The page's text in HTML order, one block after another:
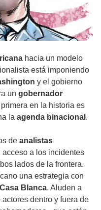
hacia un modelo
está imponiendo
y el gobierno
un gobernador
en la historia es
la agenda binacional .
de analistas
acceso a los incidentes
lados de la frontera.
una estrategia con
Casa Blanca. Aluden a
dentro y fuera de